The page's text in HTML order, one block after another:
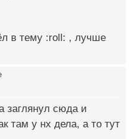
в тему :roll: , лучше
заглянул сюда и
там у нх дела, а то тут